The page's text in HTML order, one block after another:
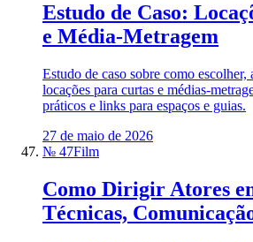
Estudo de Caso:
e Média-Metragem
Estudo de caso sobre como
locações para curtas e médias-
práticos e links para espaços e guias.
27 de maio de 2026
№ 47Film
Como Dirigir Atores
Técnicas,